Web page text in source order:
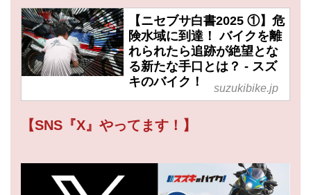
【ニセブサ白書2025 ①】危
険水域に到達！ バイクを離
れられたら追跡が絶望とな
る新たな手口とは？ - スズ
キのバイク！
suzukibike.jp
【SNS『X』やってます！】